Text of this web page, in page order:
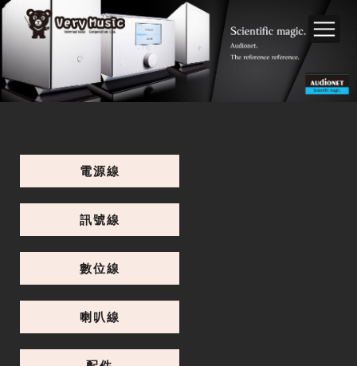
電源線
訊號線
數位線
喇叭線